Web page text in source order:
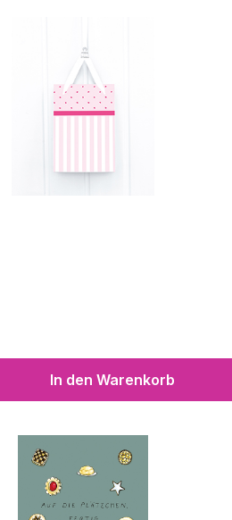
In den Warenkorb